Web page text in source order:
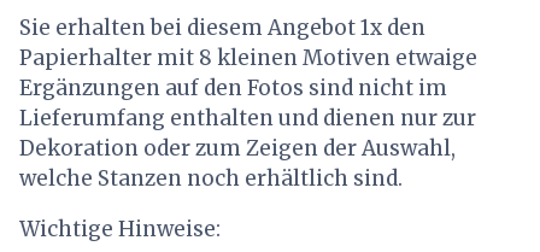
Sie erhalten bei diesem Angebot 1x den
Papierhalter mit 8 kleinen Motiven etwaige
Ergänzungen auf den Fotos sind nicht im
Lieferumfang enthalten und dienen nur zur
Dekoration oder zum Zeigen der Auswahl,
welche Stanzen noch erhältlich sind.
Wichtige Hinweise: